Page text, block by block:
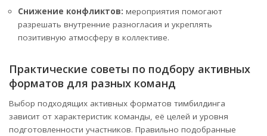
Снижение конфликтов: мероприятия помогают
разрешать внутренние разногласия и укреплять
позитивную атмосферу в коллективе.
Практические советы по подбору активных
форматов для разных команд
Выбор подходящих активных форматов тимбилдинга
зависит от характеристик команды, её целей и уровня
подготовленности участников. Правильно подобранные